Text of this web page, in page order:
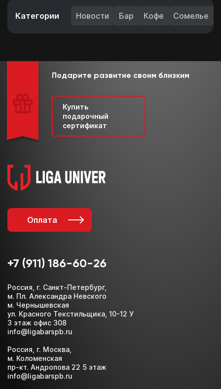
Категории Новости Бар Кофе Сомелье
Оплата
+7 (911) 186-60-26
Россия, г. Санкт-Петербург,
м. Пл. Александра Невского
м. Чернышевская
ул. Красного Текстильщика, 10-12 У
3 этаж офис 308
info@ligabarspb.ru
Россия, г. Москва,
м. Коломенская
пр-кт. Андропова 22 5 этаж
info@ligabarspb.ru
Подарите развитие своим близким
Купить
подарочный
сертификат